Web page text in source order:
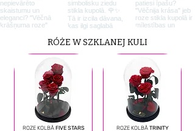
RÓŻE W SZKLANEJ KULI
ROZE KOLBĀ FIVE STARS ROZE KOLBĀ TRINITY